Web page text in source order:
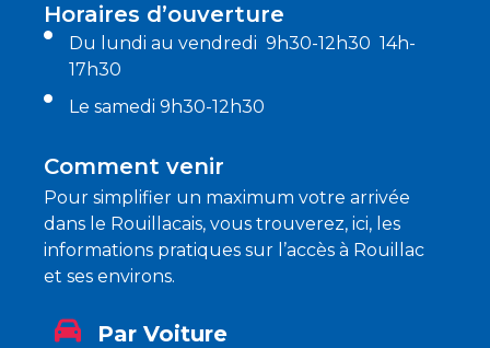
Horaires d’ouverture
Du lundi au vendredi 9h30-12h30 14h-
17h30
Le samedi 9h30-12h30
Comment venir
Pour simplifier un maximum votre arrivée
dans le Rouillacais, vous trouverez, ici, les
informations pratiques sur l’accès à Rouillac
et ses environs.
Par Voiture